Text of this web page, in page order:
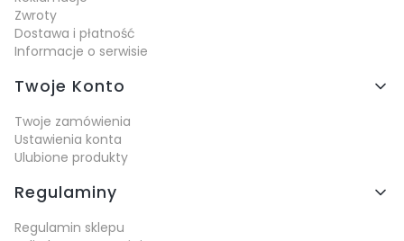
Zwroty
Dostawa i płatność
Informacje o serwisie
Twoje Konto
Twoje zamówienia
Ustawienia konta
Ulubione produkty
Regulaminy
Regulamin sklepu